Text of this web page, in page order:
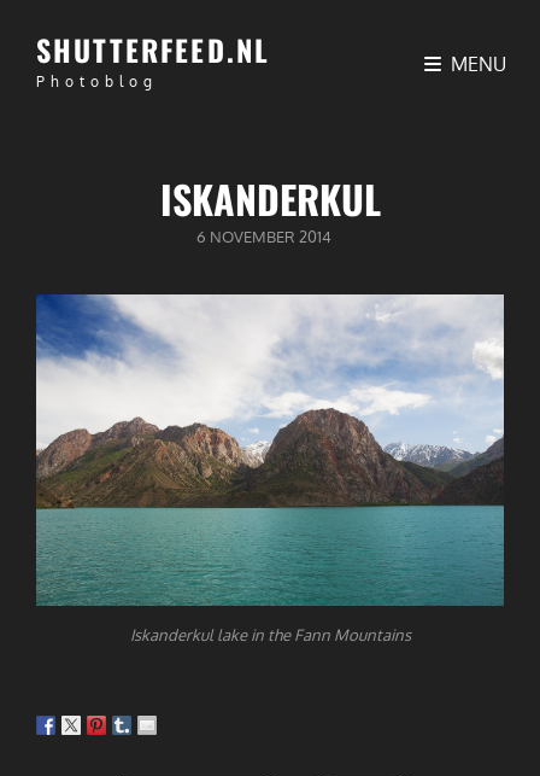
SHUTTERFEED.NL
Photoblog
MENU
ISKANDERKUL
GEPUBLICEERD
6 NOVEMBER 2014
Iskanderkul lake in the Fann Mountains